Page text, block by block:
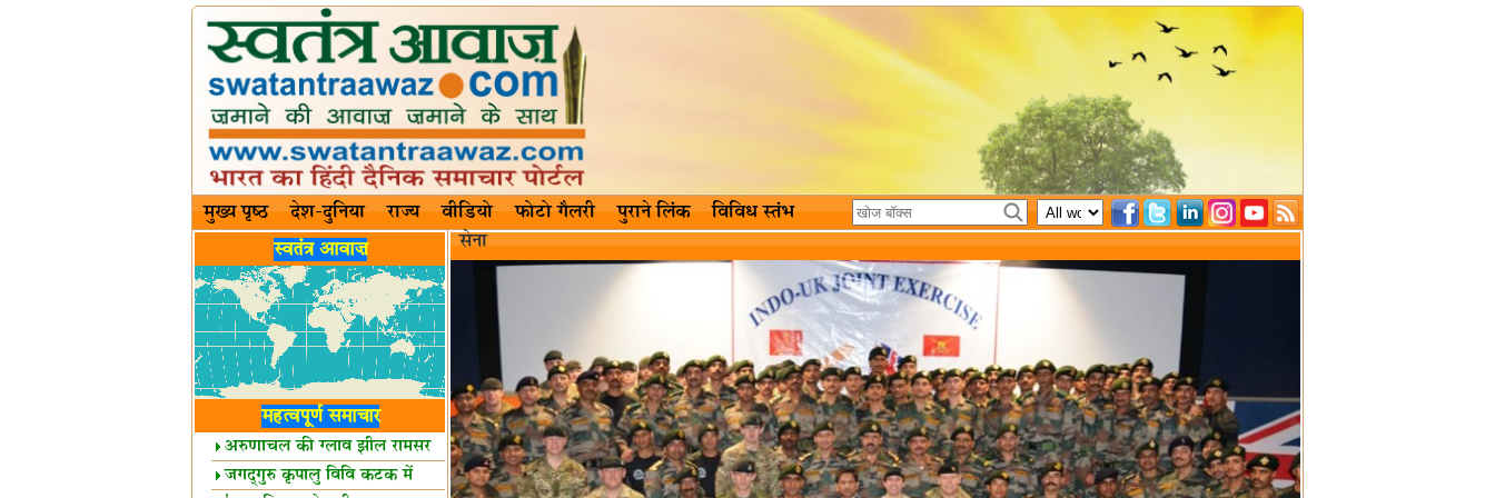
मुख्य पृष्ठ देश-दुनिया राज्य वीडियो फोटो गैलरी पुराने लिंक विविध स्तंभ
स्वतंत्र आवाज़
महत्वपूर्ण समाचार
अरुणाचल की ग्लाव झील रामसर
स्थल घोषित
जगद्गुरु कृपालु विवि कटक में
सेना